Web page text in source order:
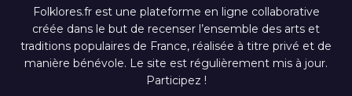
Folklores.fr est une plateforme en ligne collaborative
créée dans le but de recenser l’ensemble des arts et
traditions populaires de France, réalisée à titre privé et de
manière bénévole. Le site est régulièrement mis à jour.
Participez !